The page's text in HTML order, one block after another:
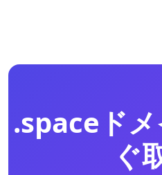
.spaceド
ぐ